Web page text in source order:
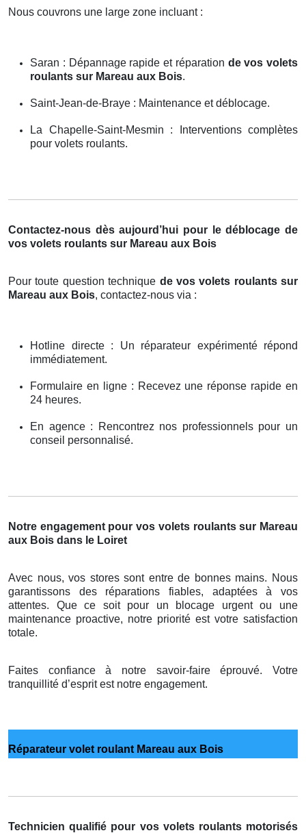
Nous couvrons une large zone incluant :
Saran : Dépannage rapide et réparation de vos volets
roulants sur Mareau aux Bois.
Saint-Jean-de-Braye : Maintenance et déblocage.
La Chapelle-Saint-Mesmin : Interventions complètes
pour volets roulants.
Contactez-nous dès aujourd’hui pour le déblocage de
vos volets roulants sur Mareau aux Bois
Pour toute question technique de vos volets roulants sur
Mareau aux Bois, contactez-nous via :
Hotline directe : Un réparateur expérimenté répond
immédiatement.
Formulaire en ligne : Recevez une réponse rapide en
24 heures.
En agence : Rencontrez nos professionnels pour un
conseil personnalisé.
Notre engagement pour vos volets roulants sur Mareau
aux Bois dans le Loiret
Avec nous, vos stores sont entre de bonnes mains. Nous
garantissons des réparations fiables, adaptées à vos
attentes. Que ce soit pour un blocage urgent ou une
maintenance proactive, notre priorité est votre satisfaction
totale.
Faites confiance à notre savoir-faire éprouvé. Votre
tranquillité d’esprit est notre engagement.
Réparateur volet roulant Mareau aux Bois
Technicien qualifié pour vos volets roulants motorisés